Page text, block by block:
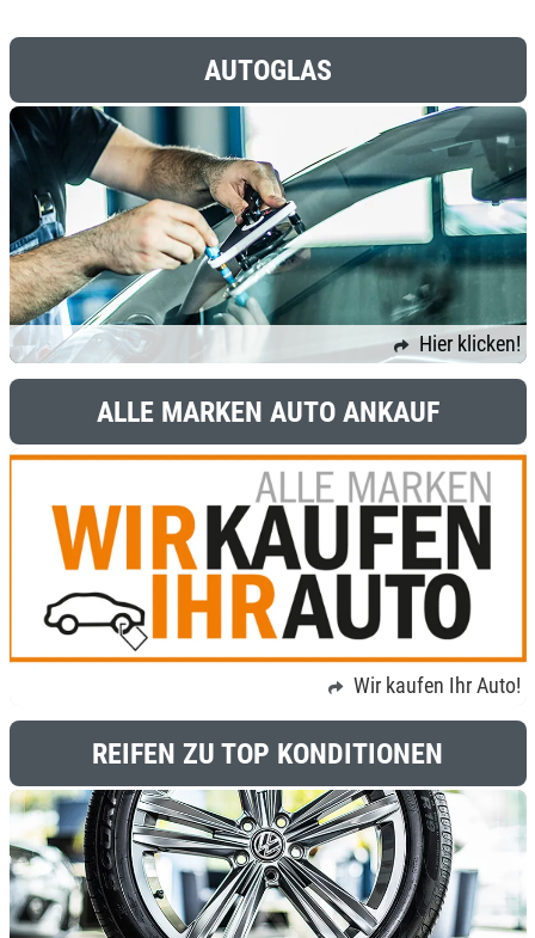
AUTOGLAS
Hier klicken!
ALLE MARKEN AUTO ANKAUF
Wir kaufen Ihr Auto!
REIFEN ZU TOP KONDITIONEN